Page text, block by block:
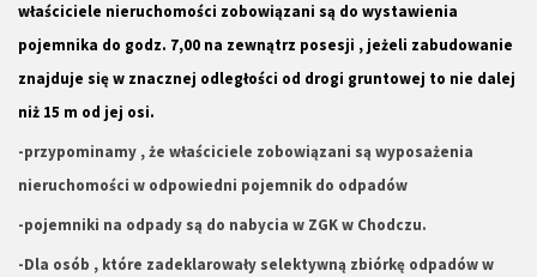
właściciele nieruchomości zobowiązani są do wystawienia
pojemnika do godz. 7,00 na zewnątrz posesji , jeżeli zabudowanie
znajduje się w znacznej odległości od drogi gruntowej to nie dalej
niż 15 m od jej osi.
-przypominamy , że właściciele zobowiązani są wyposażenia
nieruchomości w odpowiedni pojemnik do odpadów
-pojemniki na odpady są do nabycia w ZGK w Chodczu.
-Dla osób , które zadeklarowały selektywną zbiórkę odpadów w